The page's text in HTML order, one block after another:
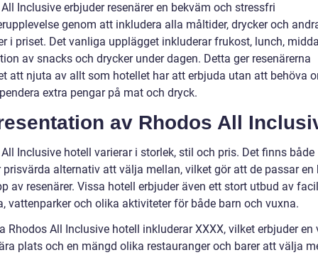
Inclusive erbjuder resenärer en bekväm och stressfri
genom att inkludera alla måltider, drycker och
i priset. Det vanliga upplägget inkluderar frukost, lunch,
av snacks och drycker under dagen. Detta ger resenärerna
att njuta av allt som hotellet har att erbjuda utan att behöva
extra pengar på mat och dryck.
av Rhodos All
Inclusive hotell varierar i storlek, stil och pris. Det finns
prisvärda alternativ att välja mellan, vilket gör att de passar en
av resenärer. Vissa hotell erbjuder även ett stort utbud av
vattenparker och olika aktiviteter för både barn och vuxna.
Rhodos All Inclusive hotell inkluderar XXXX, vilket erbjuder en
plats och en mängd olika restauranger och barer att välja